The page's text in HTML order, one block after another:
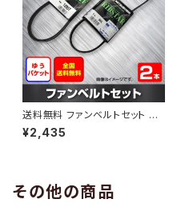
送料無料 ファンベルトセット マ
ツダ ラピュタ 型式HP22S H11.
03～H15.08 （国内トップメー
¥2,435
その他の商品